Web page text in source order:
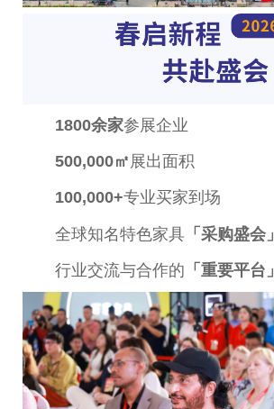
1800余家参展企业
500,000㎡ 展出面积
100,000+专业买家到场
全球知名特色家具 「采购盛会」
行业交流与合作的 「重要平台」